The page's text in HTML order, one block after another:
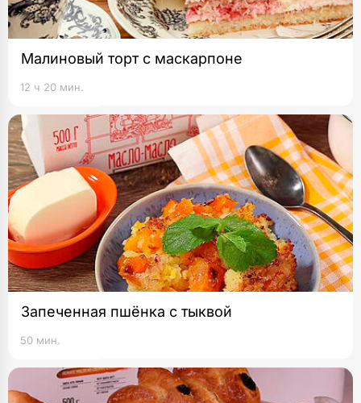
Малиновый торт с маскарпоне
12 ч 20 мин.
Запеченная пшёнка с тыквой
50 мин.